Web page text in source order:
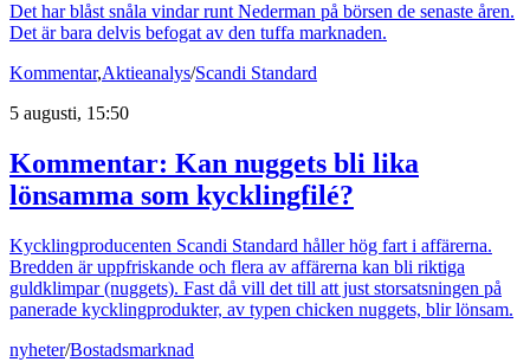
Det har blåst snåla vindar runt Nederman på börsen de senaste åren.
Det är bara delvis befogat av den tuffa marknaden.
Kommentar,Aktieanalys/Scandi Standard
5 augusti, 15:50
Kommentar: Kan nuggets bli lika
lönsamma som kycklingfilé?
Kycklingproducenten Scandi Standard håller hög fart i affärerna.
Bredden är uppfriskande och flera av affärerna kan bli riktiga
guldklimpar (nuggets). Fast då vill det till att just storsatsningen på
panerade kycklingprodukter, av typen chicken nuggets, blir lönsam.
nyheter/Bostadsmarknad